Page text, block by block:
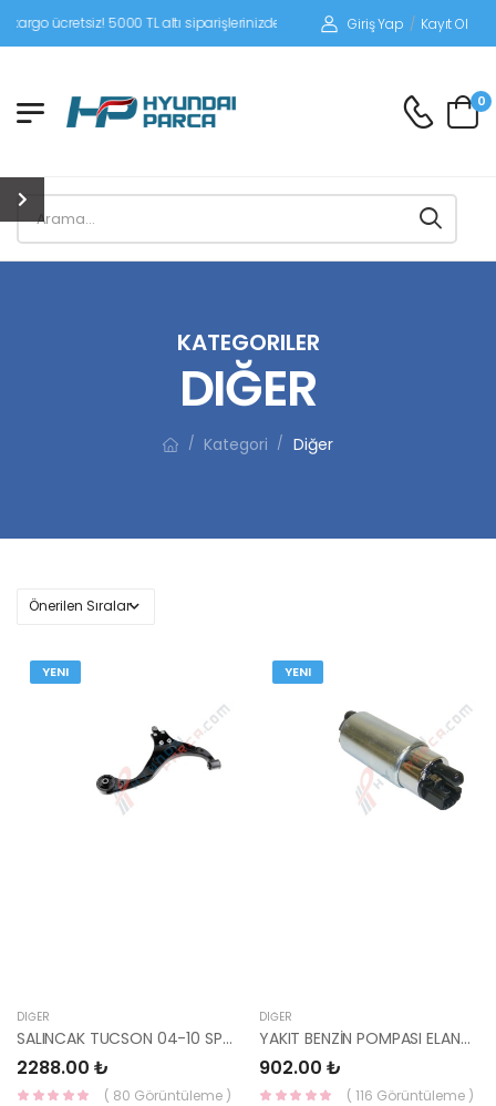
5000 TL altı siparişlerinizde siparişleriniz alıcı ödemeli gönderilir.
Giriş Yap / Kayıt Ol
0
KATEGORILER
DIĞER
/ Kategori / Diğer
YENI
DIĞER
SALINCAK TUCSON 04-10 SPORTAGE 04-10 BURÇLU ALT SOL 54501-2E031-YS
2288.00 ₺
( 80 Görüntüleme )
YENI
DIĞER
YAKIT BENZİN POMPASI ELANTRA 2016-2021 31111-F2100 YS
902.00 ₺
( 116 Görüntüleme )